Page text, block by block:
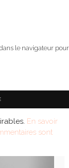
le navigateur pour
En savoir
sont